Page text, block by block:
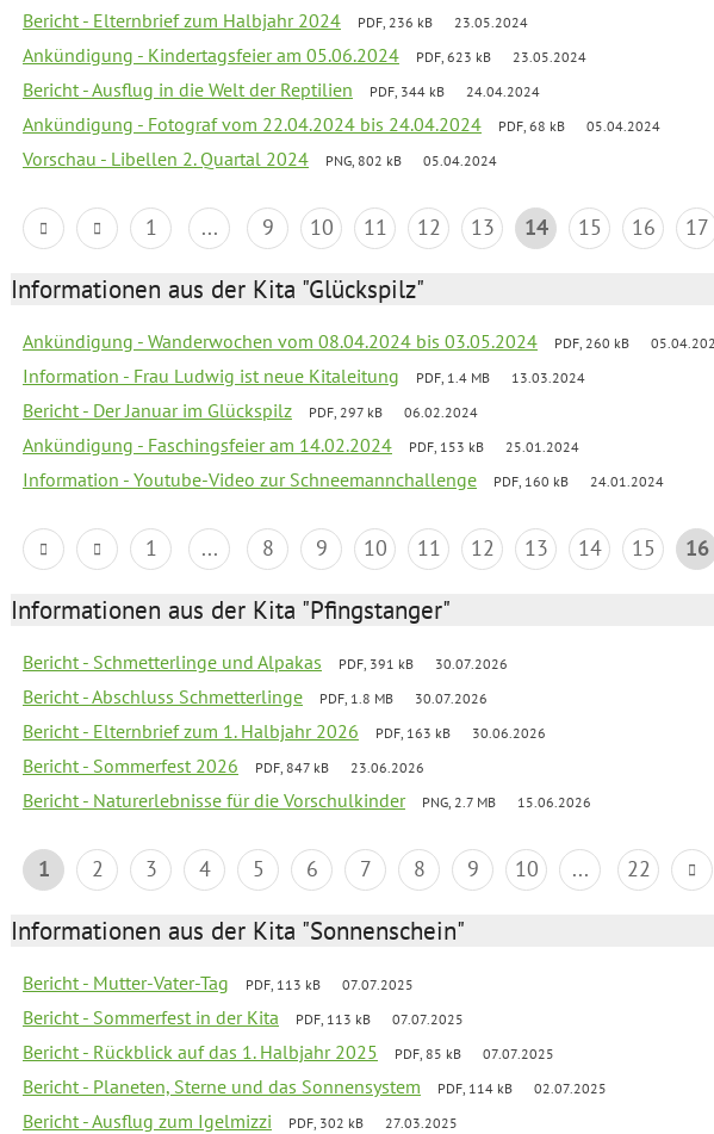
Bericht - Elternbrief zum Halbjahr 2024 PDF, 236 kB 23.05.2024
Ankündigung - Kindertagsfeier am 05.06.2024 PDF, 623 kB 23.05.2024
Bericht - Ausflug in die Welt der Reptilien PDF, 344 kB 24.04.2024
Ankündigung - Fotograf vom 22.04.2024 bis 24.04.2024 PDF, 68 kB 05.04.2024
Vorschau - Libellen 2. Quartal 2024 PNG, 802 kB 05.04.2024
1 ... 9 10 11 12 13 14 15 16 17
Informationen aus der Kita "Glückspilz"
Ankündigung - Wanderwochen vom 08.04.2024 bis 03.05.2024 PDF, 260 kB
Information - Frau Ludwig ist neue Kitaleitung PDF, 1.4 MB 13.03.2024
Bericht - Der Januar im Glückspilz PDF, 297 kB 06.02.2024
Ankündigung - Faschingsfeier am 14.02.2024 PDF, 153 kB 25.01.2024
Information - Youtube-Video zur Schneemannchallenge PDF, 160 kB 24.01.2024
1 ... 8 9 10 11 12 13 14 15 16
Informationen aus der Kita "Pfingstanger"
Bericht - Schmetterlinge und Alpakas PDF, 391 kB 30.07.2026
Bericht - Abschluss Schmetterlinge PDF, 1.8 MB 30.07.2026
Bericht - Elternbrief zum 1. Halbjahr 2026 PDF, 163 kB 30.06.2026
Bericht - Sommerfest 2026 PDF, 847 kB 23.06.2026
Bericht - Naturerlebnisse für die Vorschulkinder PNG, 2.7 MB 15.06.2026
1 2 3 4 5 6 7 8 9 10 ... 22
Informationen aus der Kita "Sonnenschein"
Bericht - Mutter-Vater-Tag PDF, 113 kB 07.07.2025
Bericht - Sommerfest in der Kita PDF, 113 kB 07.07.2025
Bericht - Rückblick auf das 1. Halbjahr 2025 PDF, 85 kB 07.07.2025
Bericht - Planeten, Sterne und das Sonnensystem PDF, 114 kB 02.07.2025
Bericht - Ausflug zum Igelmizzi PDF, 302 kB 27.03.2025